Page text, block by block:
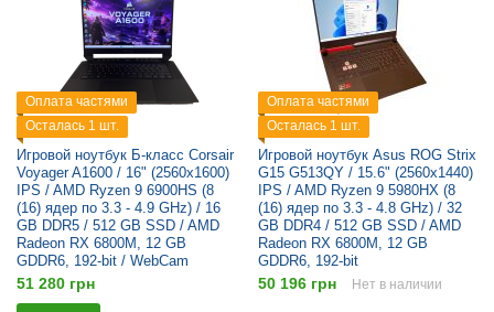
Оплата частями
Осталась 1 шт.
Игровой ноутбук Б-класс Corsair
Voyager A1600 / 16" (2560x1600)
IPS / AMD Ryzen 9 6900HS (8
(16) ядер по 3.3 - 4.9 GHz) / 16
GB DDR5 / 512 GB SSD / AMD
Radeon RX 6800M, 12 GB
GDDR6, 192-bit / WebCam
51 280 грн
Оплата частями
Осталась 1 шт.
Игровой ноутбук Asus ROG Strix
G15 G513QY / 15.6" (2560x1440)
IPS / AMD Ryzen 9 5980HX (8
(16) ядер по 3.3 - 4.8 GHz) / 32
GB DDR4 / 512 GB SSD / AMD
Radeon RX 6800M, 12 GB
GDDR6, 192-bit
50 196 грн Нет в наличии